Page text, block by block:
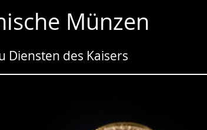
Münzen
Diensten des Kaisers